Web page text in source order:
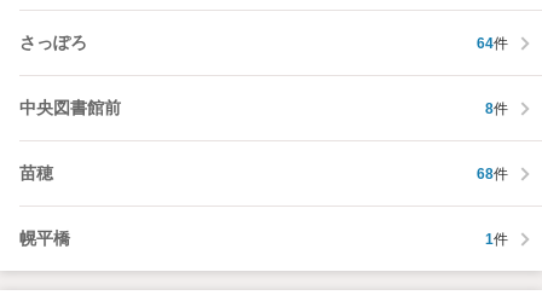
さっぽろ 64件
中央図書館前 8件
苗穂 68件
幌平橋 1件